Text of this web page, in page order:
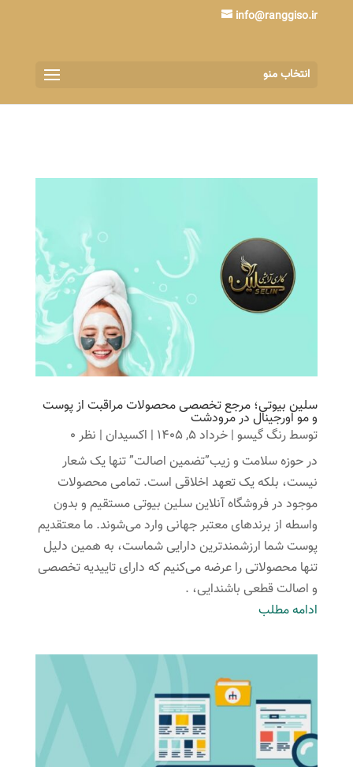
info@ranggiso.ir
انتخاب منو
سلین بیوتی؛ مرجع تخصصی محصولات مراقبت از پوست
و مو اورجینال در مرودشت
توسطرنگ گیسو| خرداد 5, 1405 | اکسیدان| نظر 0
در حوزه سلامت و زیب”تضمین اصالت” تنها یک شعار
نیست، بلکه یک تعهد اخلاقی است. تمامی محصولات
موجود در فروشگاه آنلاین سلین بیوتی مستقیم و بدون
واسطه از برندهای معتبر جهانی وارد می‌شوند. ما معتقدیم
پوست شما ارزشمندترین دارایی شماست، به همین دلیل
تنها محصولاتی را عرضه می‌کنیم که دارای تاییدیه تخصصی
و اصالت قطعی باشندایی، .
ادامه مطلب